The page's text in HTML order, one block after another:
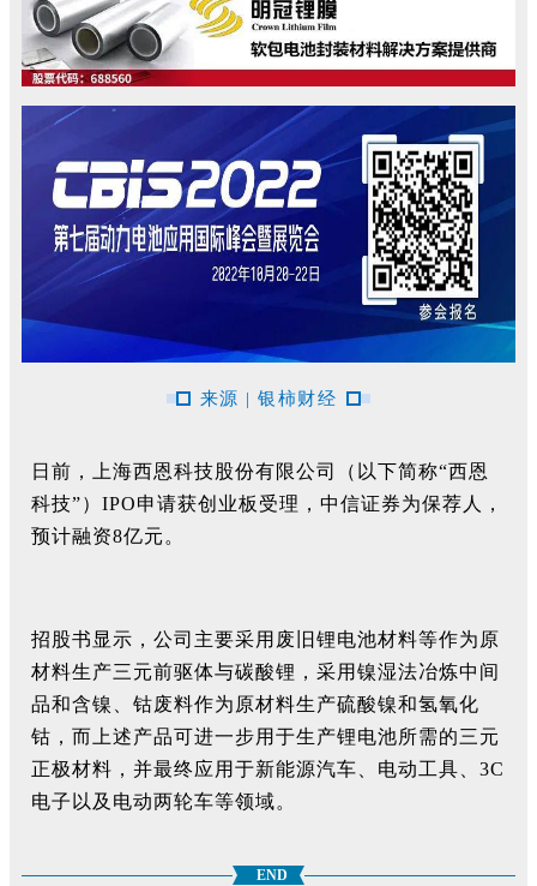
来源 | 银柿财经
日前，上海西恩科技股份有限公司（以下简称“西恩
科技”）IPO申请获创业板受理，中信证券为保荐人，
预计融资8亿元。
招股书显示，公司主要采用废旧锂电池材料等作为原
材料生产三元前驱体与碳酸锂，采用镍湿法冶炼中间
品和含镍、钴废料作为原材料生产硫酸镍和氢氧化
钴，而上述产品可进一步用于生产锂电池所需的三元
正极材料，并最终应用于新能源汽车、电动工具、3C
电子以及电动两轮车等领域。
END